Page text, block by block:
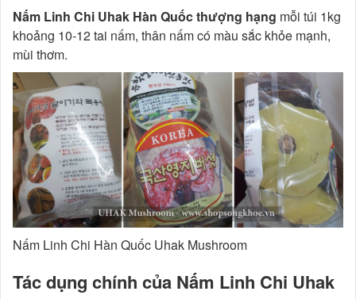
Nấm Linh Chi Uhak Hàn Quốc thượng hạng mỗi túi 1kg
khoảng 10-12 tai nấm, thân nấm có màu sắc khỏe mạnh,
mùi thơm.
Nấm Linh Chi Hàn Quốc Uhak Mushroom
Tác dụng chính của Nấm Linh Chi Uhak